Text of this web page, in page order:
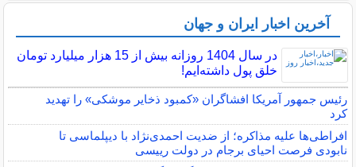
آخرین اخبار ایران و جهان
در سال 1404 روزانه بیش از 15 هزار میلیارد تومان
خلق پول داشته‌ایم!
رئیس جمهور آمریکا افشاگران «کمبود ذخایر موشکی» را تهدید
کرد
افراطی‌ها علیه مذاکره؛ از ضدیت احمدی‌نژاد با دیپلماسی تا
نابودی فرصت احیای برجام در دولت رییسی